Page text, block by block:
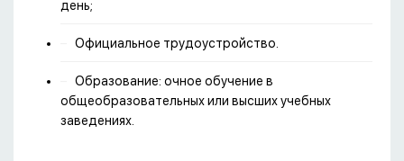
день;
Официальное трудоустройство.
Образование: очное обучение в
общеобразовательных или высших учебных
заведениях.